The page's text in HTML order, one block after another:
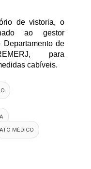
de vistoria, o
ao gestor
de
para
cabíveis.
ATO MÉDICO